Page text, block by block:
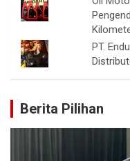
PT.
Berita Pilihan